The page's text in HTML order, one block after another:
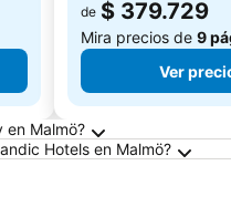
de $ 379.729
Mira precios de 9
Ver
Malmö
en Malmö?
Hotels en Malmö?